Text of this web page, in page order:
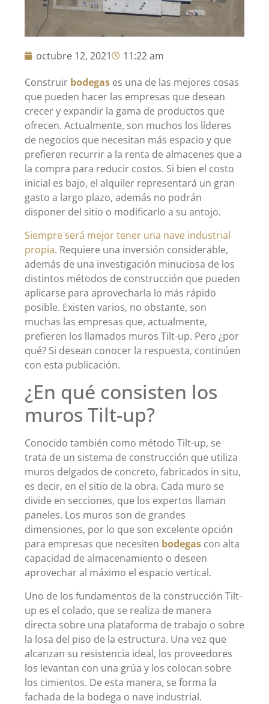
octubre 12, 2021
11:22 am
Construir bodegas es una de las mejores cosas
que pueden hacer las empresas que desean
crecer y expandir la gama de productos que
ofrecen. Actualmente, son muchos los líderes
de negocios que necesitan más espacio y que
prefieren recurrir a la renta de almacenes que a
la compra para reducir costos. Si bien el costo
inicial es bajo, el alquiler representará un gran
gasto a largo plazo, además no podrán
disponer del sitio o modificarlo a su antojo.
Siempre será mejor tener una nave industrial
propia. Requiere una inversión considerable,
además de una investigación minuciosa de los
distintos métodos de construcción que pueden
aplicarse para aprovecharla lo más rápido
posible. Existen varios, no obstante, son
muchas las empresas que, actualmente,
prefieren los llamados muros Tilt-up. Pero ¿por
qué? Si desean conocer la respuesta, continúen
con esta publicación.
¿En qué consisten los
muros Tilt-up?
Conocido también como método Tilt-up, se
trata de un sistema de construcción que utiliza
muros delgados de concreto, fabricados in situ,
es decir, en el sitio de la obra. Cada muro se
divide en secciones, que los expertos llaman
paneles. Los muros son de grandes
dimensiones, por lo que son excelente opción
para empresas que necesiten bodegas con alta
capacidad de almacenamiento o deseen
aprovechar al máximo el espacio vertical.
Uno de los fundamentos de la construcción Tilt-
up es el colado, que se realiza de manera
directa sobre una plataforma de trabajo o sobre
la losa del piso de la estructura. Una vez que
alcanzan su resistencia ideal, los proveedores
los levantan con una grúa y los colocan sobre
los cimientos. De esta manera, se forma la
fachada de la bodega o nave industrial.